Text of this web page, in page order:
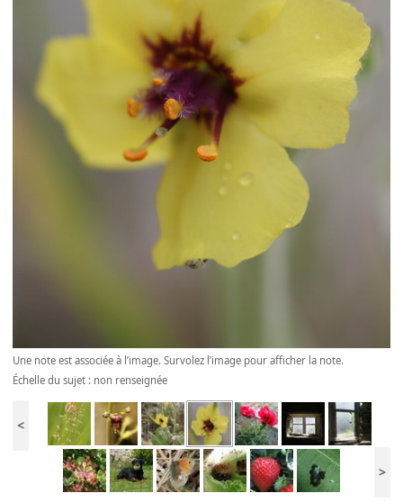
Une note est associée à l’image. Survolez l’image pour afficher la note.
Échelle du sujet : non renseignée
<
>